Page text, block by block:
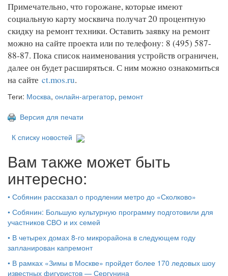
Примечательно, что горожане, которые имеют
социальную карту москвича получат 20 процентную
скидку на ремонт техники. Оставить заявку на ремонт
можно на сайте проекта или по телефону: 8 (495) 587-
88-87. Пока список наименования устройств ограничен,
далее он будет расширяться. С ним можно ознакомиться
на сайте ct.mos.ru.
Теги: Москва, онлайн-агрегатор, ремонт
Версия для печати
К списку новостей
Вам также может быть
интересно:
• Собянин рассказал о продлении метро до «Сколково»
• Собянин: Большую культурную программу подготовили для
участников СВО и их семей
• В четырех домах 8-го микрорайона в следующем году
запланирован капремонт
• В рамках «Зимы в Москве» пройдет более 170 ледовых шоу
известных фигуристов — Сергунина